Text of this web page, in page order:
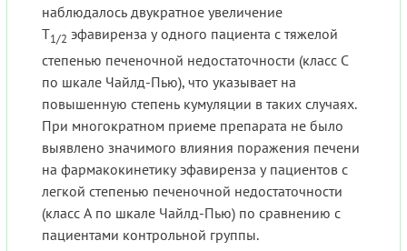
наблюдалось двукратное увеличение
Т1/2 эфавиренза у одного пациента с тяжелой
степенью печеночной недостаточности (класс С
по шкале Чайлд-Пью), что указывает на
повышенную степень кумуляции в таких случаях.
При многократном приеме препарата не было
выявлено значимого влияния поражения печени
на фармакокинетику эфавиренза у пациентов с
легкой степенью печеночной недостаточности
(класс А по шкале Чайлд-Пью) по сравнению с
пациентами контрольной группы.